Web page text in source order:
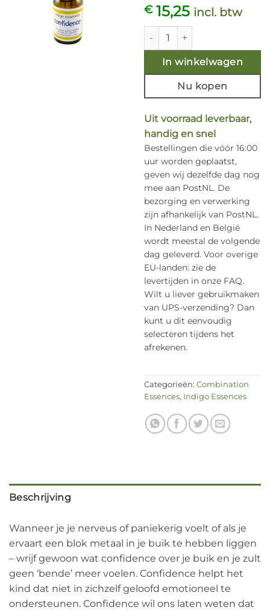
€15,25 incl. btw
Confidence 15ml. Indigo
In winkelwagen
Nu kopen
Uit voorraad leverbaar,
handig en snel
Bestellingen die vóór 16:00
uur worden geplaatst,
geven wij dezelfde dag nog
mee aan PostNL. De
bezorging en verwerking
zijn afhankelijk van PostNL.
In Nederland en België
wordt meestal de volgende
dag geleverd. Voor overige
EU-landen: zie de
levertijden in onze FAQ.
Wilt u liever gebruikmaken
van UPS-verzending? Dan
kunt u dit eenvoudig
selecteren tijdens het
afrekenen.
Categorieën: Combination
Essences, Indigo Essences
Beschrijving
Wanneer je je nerveus of paniekerig voelt of als je
ervaart een blok metaal in je buik te hebben liggen
– wrijf gewoon wat confidence over je buik en je zult
geen ‘bende’ meer voelen. Confidence helpt het
kind dat niet in zichzelf geloofd emotioneel te
ondersteunen. Confidence wil ons laten weten dat